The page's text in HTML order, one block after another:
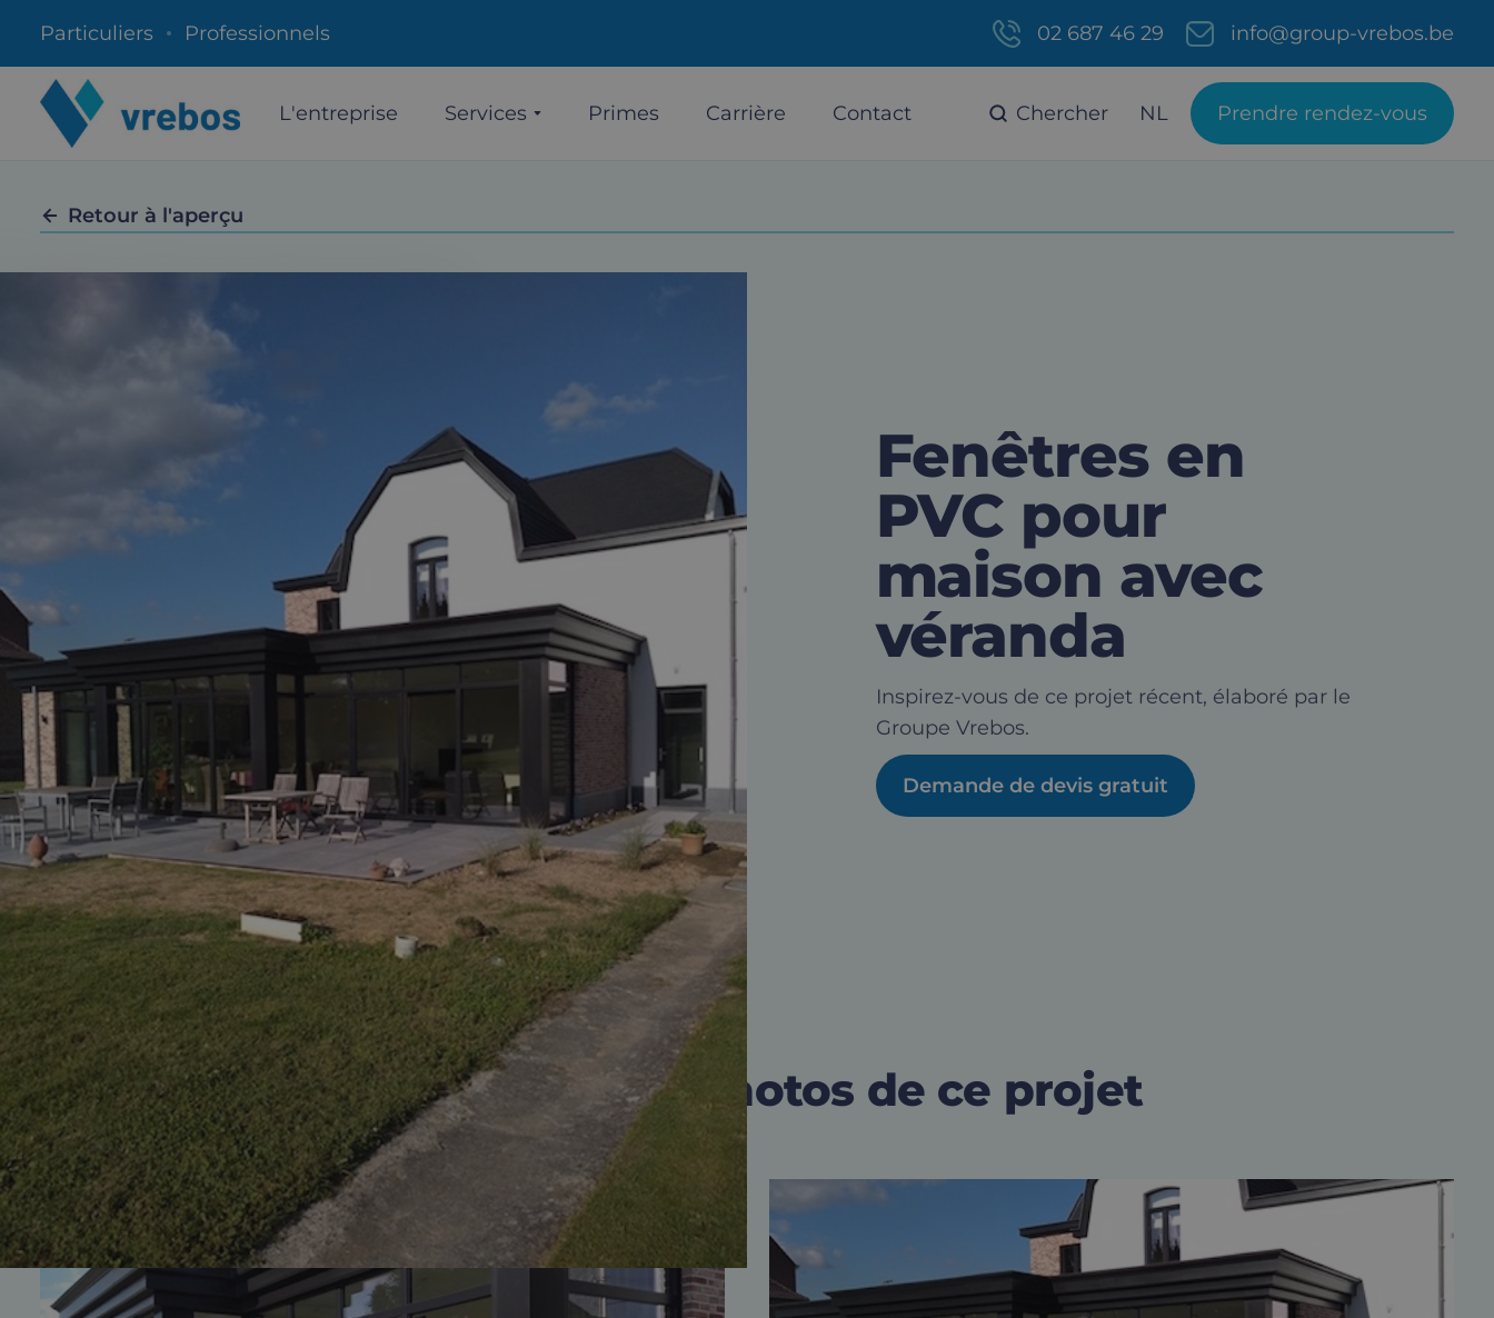
Particuliers Professionnels 02 687 46 29 info@group-vrebos.be
L'entreprise Services Primes Carrière Contact Chercher NL Prendre rendez-vous
Retour à l'aperçu
Fenêtres en
PVC pour
maison avec
véranda
Inspirez-vous de ce projet récent, élaboré par le
Groupe Vrebos.
Demande de devis gratuit
Voir toutes les photos de ce projet